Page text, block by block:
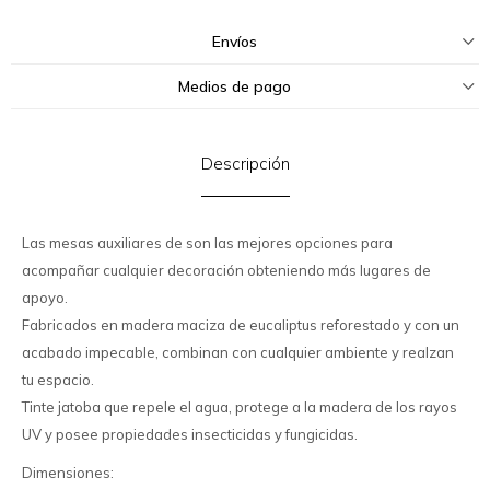
Envíos
Medios de pago
Descripción
Las mesas auxiliares de son las mejores opciones para
acompañar cualquier decoración obteniendo más lugares de
apoyo.
Fabricados en madera maciza de eucaliptus reforestado y con un
acabado impecable, combinan con cualquier ambiente y realzan
tu espacio.
Tinte jatoba que repele el agua, protege a la madera de los rayos
UV y posee propiedades insecticidas y fungicidas.
Dimensiones: